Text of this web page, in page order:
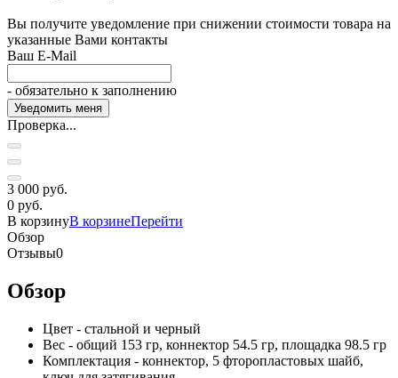
Вы получите уведомление при снижении стоимости товара на
указанные Вами контакты
Ваш E-Mail
- обязательно к заполнению
Проверка...
3 000 руб.
0 руб.
В корзинуВ корзинеПерейти
Обзор
Отзывы0
Обзор
Цвет - стальной и черный
Вес - общий 153 гр, коннектор 54.5 гр, площадка 98.5 гр
Комплектация - коннектор, 5 фторопластовых шайб,